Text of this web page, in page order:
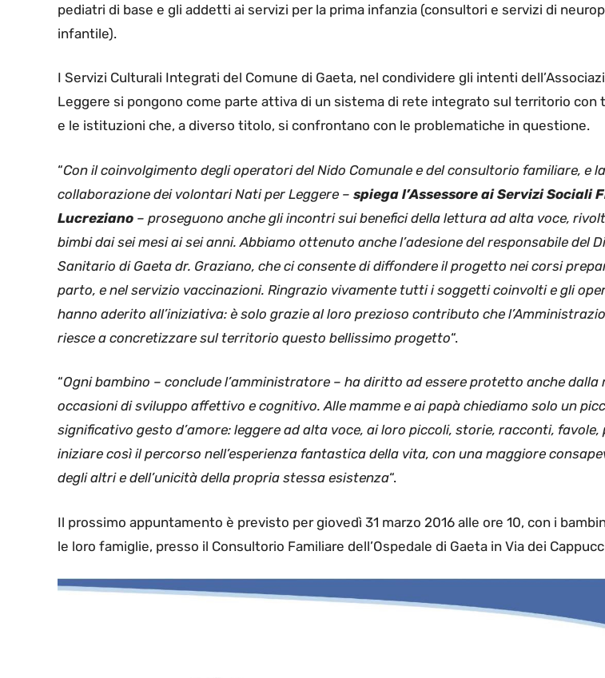
pediatri di base e gli addetti ai servizi per la prima infanzia (consultori e servizi di
infantile).
I Servizi Culturali Integrati del Comune di Gaeta, nel condividere gli intenti
Leggere si pongono come parte attiva di un sistema di rete integrato sul territorio
e le istituzioni che, a diverso titolo, si confrontano con le problematiche in questione.
“Con il coinvolgimento degli operatori del Nido Comunale e del consultorio familiare, e la
collaborazione dei volontari Nati per Leggere – spiega l’Assessore ai Servizi Sociali
Lucreziano – proseguono anche gli incontri sui benefici della lettura ad alta voce,
bimbi dai sei mesi ai sei anni. Abbiamo ottenuto anche l’adesione del responsabile del
Sanitario di Gaeta dr. Graziano, che ci consente di diffondere il progetto nei corsi
parto, e nel servizio vaccinazioni. Ringrazio vivamente tutti i soggetti coinvolti e gli
hanno aderito all’iniziativa: è solo grazie al loro prezioso contributo che
riesce a concretizzare sul territorio questo bellissimo progetto“.
“Ogni bambino – conclude l’amministratore – ha diritto ad essere protetto anche dalla
occasioni di sviluppo affettivo e cognitivo. Alle mamme e ai papà chiediamo solo un
significativo gesto d’amore: leggere ad alta voce, ai loro piccoli, storie, racconti, favole,
iniziare così il percorso nell’esperienza fantastica della vita, con una maggiore
degli altri e dell’unicità della propria stessa esistenza“.
Il prossimo appuntamento è previsto per giovedì 31 marzo 2016 alle ore 10, con i
le loro famiglie, presso il Consultorio Familiare dell’Ospedale di Gaeta in Via dei